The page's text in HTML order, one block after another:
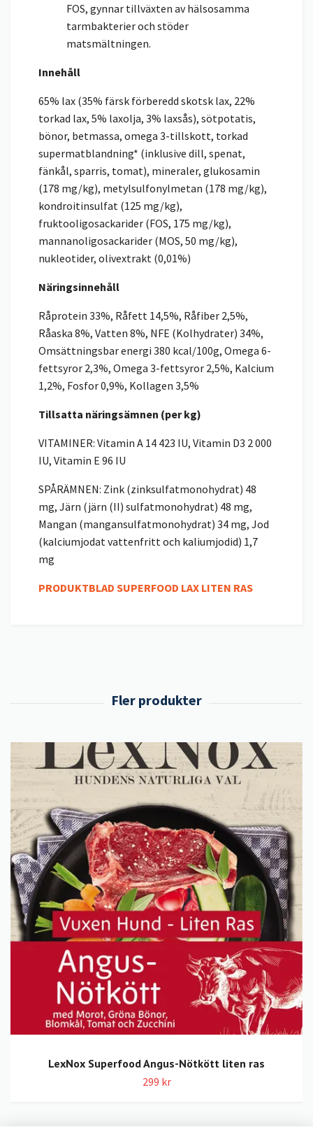
FOS, gynnar tillväxten av hälsosamma
tarmbakterier och stöder
matsmältningen.
Innehåll
65% lax (35% färsk förberedd skotsk lax, 22%
torkad lax, 5% laxolja, 3% laxsås), sötpotatis,
bönor, betmassa, omega 3-tillskott, torkad
supermatblandning* (inklusive dill, spenat,
fänkål, sparris, tomat), mineraler, glukosamin
(178 mg/kg), metylsulfonylmetan (178 mg/kg),
kondroitinsulfat (125 mg/kg),
fruktooligosackarider (FOS, 175 mg/kg),
mannanoligosackarider (MOS, 50 mg/kg),
nukleotider, olivextrakt (0,01%)
Näringsinnehåll
Råprotein 33%, Råfett 14,5%, Råfiber 2,5%,
Råaska 8%, Vatten 8%, NFE (Kolhydrater) 34%,
Omsättningsbar energi 380 kcal/100g, Omega 6-
fettsyror 2,3%, Omega 3-fettsyror 2,5%, Kalcium
1,2%, Fosfor 0,9%, Kollagen 3,5%
Tillsatta näringsämnen (per kg)
VITAMINER: Vitamin A 14 423 IU, Vitamin D3 2 000
IU, Vitamin E 96 IU
SPÅRÄMNEN: Zink (zinksulfatmonohydrat) 48
mg, Järn (järn (II) sulfatmonohydrat) 48 mg,
Mangan (mangansulfatmonohydrat) 34 mg, Jod
(kalciumjodat vattenfritt och kaliumjodid) 1,7
mg
PRODUKTBLAD SUPERFOOD LAX LITEN RAS
LexNox Superfood Angus-Nötkött liten ras
299 kr